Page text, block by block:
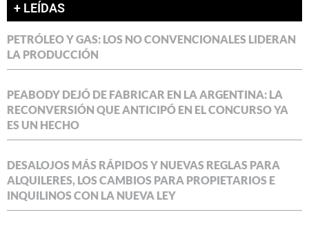
+ LEÍDAS
PETRÓLEO Y GAS: LOS NO CONVENCIONALES LIDERAN
LA PRODUCCIÓN
PEABODY DEJÓ DE FABRICAR EN LA ARGENTINA: LA
RECONVERSIÓN QUE ANTICIPÓ EN EL CONCURSO YA
ES UN HECHO
DESALOJOS MÁS RÁPIDOS Y NUEVAS REGLAS PARA
ALQUILERES, LOS CAMBIOS PARA PROPIETARIOS E
INQUILINOS CON LA NUEVA LEY